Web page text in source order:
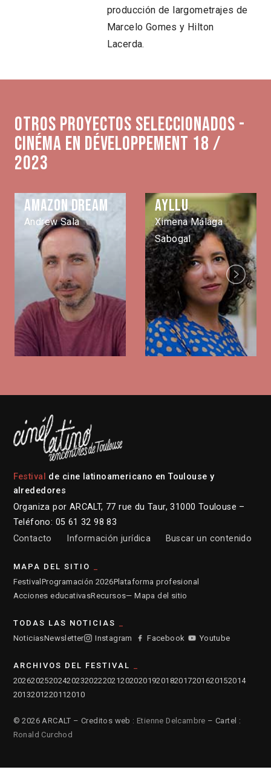
producción de largometrajes de
Marcelo Gomes y Hilton
Lacerda.
Otros proyectos seleccionados -
Cinéma en développement 18 /
2023
Amazon Dream
Andrew Sala
Ayllu
Ximena Málaga
Sabogal
Next
Festival
de cine latinoamericano en Toulouse y
alrededores
Organiza por ARCALT, 77 rue du Taur, 31000 Toulouse –
Teléfono: 05 61 32 98 83
Contacto
Información jurídica Buscar un contenido
MAPA DEL SITIO
Festival Programación 2026Plataforma profesional
Acciones educativasRecursos— Mapa del sitio
TODAS LAS NOTICIAS
NoticiasNewsletter Instagram Facebook Youtube
ARCHIVOS DEL FESTIVAL
2026202520242023202220212020201920182017201620152014
2013201220112010
© 2026 ARCALT – Creditos web : Etienne Delcambre – Cartel :
Ronald Curchod